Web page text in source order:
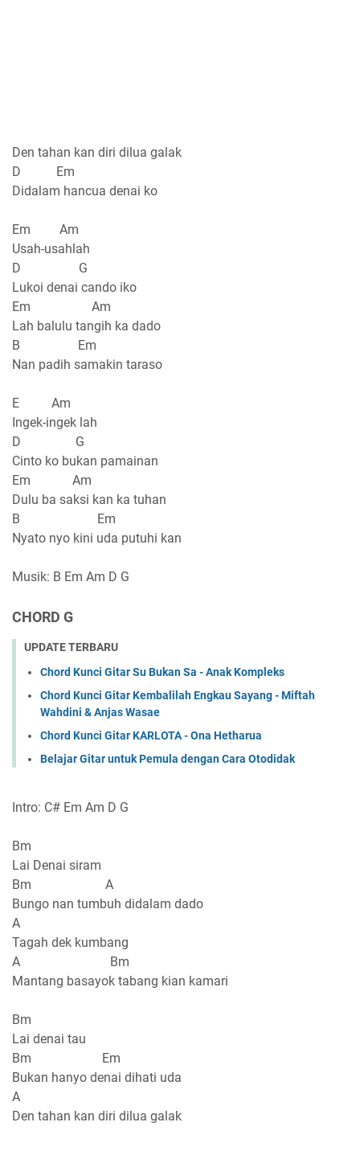
Den tahan kan diri dilua galak
D Em
Didalam hancua denai ko
Em Am
Usah-usahlah
D G
Lukoi denai cando iko
Em Am
Lah balulu tangih ka dado
B Em
Nan padih samakin taraso
E Am
Ingek-ingek lah
D G
Cinto ko bukan pamainan
Em Am
Dulu ba saksi kan ka tuhan
B Em
Nyato nyo kini uda putuhi kan
Musik: B Em Am D G
CHORD G
UPDATE TERBARU
Chord Kunci Gitar Su Bukan Sa - Anak Kompleks
Chord Kunci Gitar Kembalilah Engkau Sayang - Miftah
Wahdini & Anjas Wasae
Chord Kunci Gitar KARLOTA - Ona Hetharua
Belajar Gitar untuk Pemula dengan Cara Otodidak
Intro: C# Em Am D G
Bm
Lai Denai siram
Bm A
Bungo nan tumbuh didalam dado
A
Tagah dek kumbang
A Bm
Mantang basayok tabang kian kamari
Bm
Lai denai tau
Bm Em
Bukan hanyo denai dihati uda
A
Den tahan kan diri dilua galak